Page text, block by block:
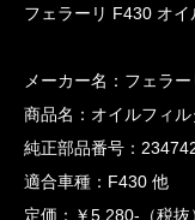
フェラーリ F430 オイ
メーカー名：フェラー
商品名：オイルフィル
純正部品番号：
適合車種：F430 他
定価：￥5,280-（